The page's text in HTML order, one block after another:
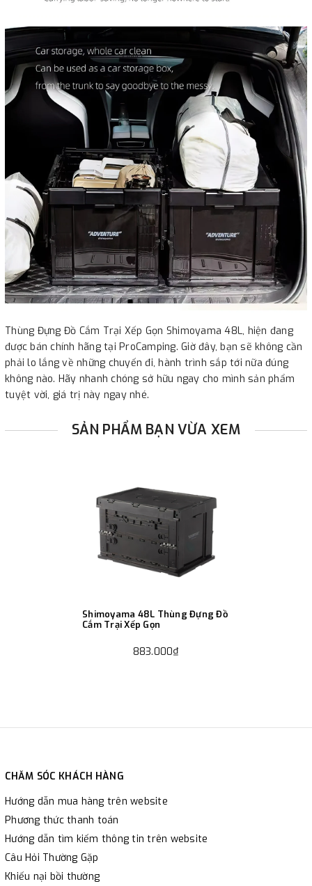
Thùng Đựng Đồ Cắm Trại Xếp Gọn Shimoyama 48L, hiện đang
được bán chính hãng tại ProCamping. Giờ đây, bạn sẽ không cần
phải lo lắng về những chuyến đi, hành trình sắp tới nữa đúng
không nào. Hãy nhanh chóng sở hữu ngay cho mình sản phẩm
tuyệt vời, giá trị này ngay nhé.
SẢN PHẨM BẠN VỪA XEM
Shimoyama 48L Thùng Đựng Đồ
Cắm Trại Xếp Gọn
883.000₫
CHĂM SÓC KHÁCH HÀNG
Hướng dẫn mua hàng trên website
Phương thức thanh toán
Hướng dẫn tìm kiếm thông tin trên website
Câu Hỏi Thường Gặp
Khiếu nại bồi thường